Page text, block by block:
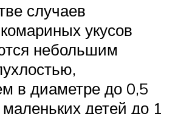
случаев
укусов
небольшим
в диаметре до 0,5
детей до 1